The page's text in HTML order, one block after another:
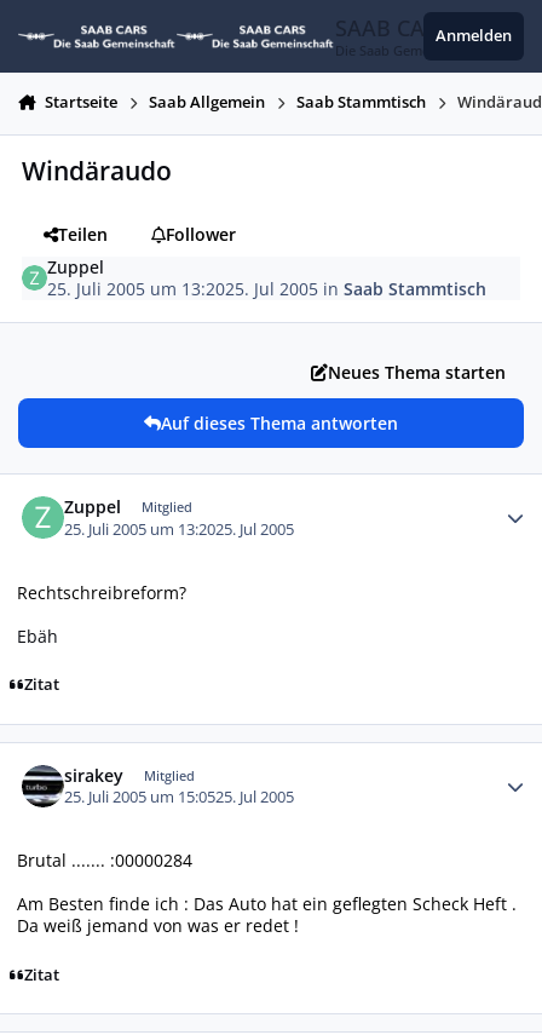
SAAB CARS
Die Saab Gemeinschaft
Anmelden
Startseite Saab Allgemein Saab Stammtisch
Windäraudo
Teilen
Follower
Zuppel
25. Juli 2005 um 13:2025. Jul 2005 inSaab Stammtisch
Neues Thema starten
Auf dieses Thema antworten
Zuppel Mitglied
25. Juli 2005 um 13:2025. Jul 2005
Rechtschreibreform?
Ebäh
Zitat
sirakey Mitglied
25. Juli 2005 um 15:0525. Jul 2005
Brutal ....... :00000284
Am Besten finde ich : Das Auto hat ein geflegten Scheck Heft .
Da weiß jemand von was er redet !
Zitat